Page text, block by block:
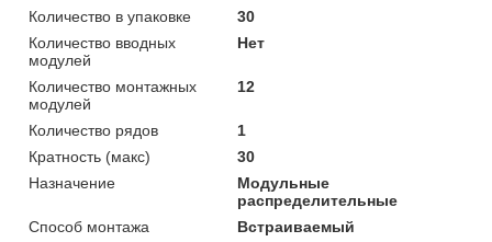
Количество в упаковке
30
Количество вводных
модулей
Нет
Количество монтажных
модулей
12
Количество рядов
1
Кратность (макс)
30
Назначение
Модульные
распределительные
Способ монтажа
Встраиваемый